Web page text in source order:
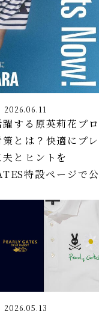
2026.06.11
する原英莉花プロ
とは？快適にプレ
とヒントを
特設ページで公
2026.05.13